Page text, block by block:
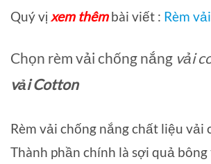
Quý vị xem thêmbài viết : Rèm
Chọn rèm vải chống nắng vải
vải Cotton
Rèm vải chống nắng chất liệu vải
Thành phần chính là sợi quả